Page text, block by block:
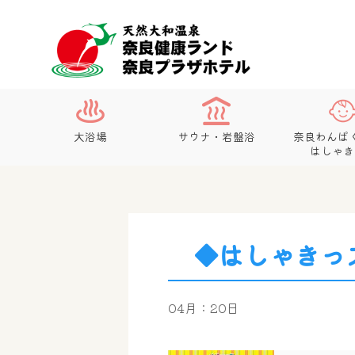
大浴場 サウナ・岩盤浴
奈良わんぱ
はしゃ
◆はしゃきっ
04月：20日